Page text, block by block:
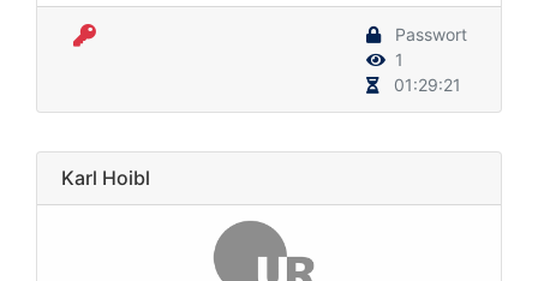
Passwort
1
01:29:21
Karl Hoibl